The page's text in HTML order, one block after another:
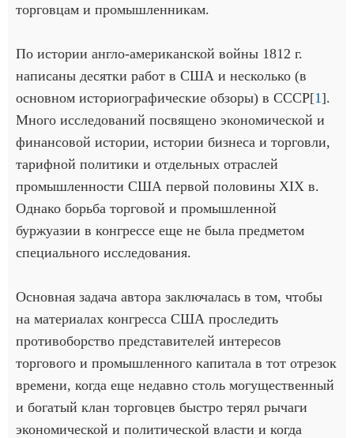
торговцам и промышленникам.
По истории англо-американской войны 1812 г.
написаны десятки работ в США и несколько (в
основном историографические обзоры) в СССР[1].
Много исследований посвящено экономической и
финансовой истории, истории бизнеса и торговли,
тарифной политики и отдельных отраслей
промышленности США первой половины XIX в.
Однако борьба торговой и промышленной
буржуазии в конгрессе еще не была предметом
специального исследования.
Основная задача автора заключалась в том, чтобы
на материалах конгресса США проследить
противоборство представителей интересов
торгового и промышленного капитала в тот отрезок
времени, когда еще недавно столь могущественный
и богатый клан торговцев быстро терял рычаги
экономической и политической власти и когда